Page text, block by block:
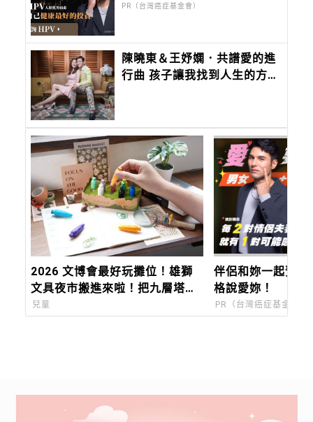
晚！
PR（台灣癌症基金會）
陳曉東＆王妤嫻．共譜愛的進
行曲 孩子讓我找到人生的方
2026 文博會最好玩攤位！雄獅
文具夜市搬進來啦！把九層塔、
香菜、麻油變成香味筆 ，12 種
兒童
伴侶和妳一起預防
格說愛妳！
PR（台灣癌症基金會）